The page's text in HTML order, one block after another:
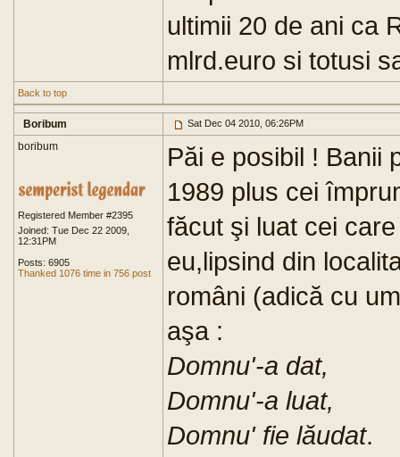
ultimii 20 de ani ca
mlrd.euro si totusi
Back to top
Boribum Sat Dec 04 2010, 06:26PM
boribum
Registered Member #2395
Joined: Tue Dec 22 2009,
12:31PM
Posts: 6905
Thanked 1076 time in 756 post
Păi e posibil ! Banii
1989 plus cei
făcut şi luat cei
eu,lipsind din
români (adică cu
aşa :
Domnu'-a dat,
Domnu'-a luat,
Domnu' fie lăudat.